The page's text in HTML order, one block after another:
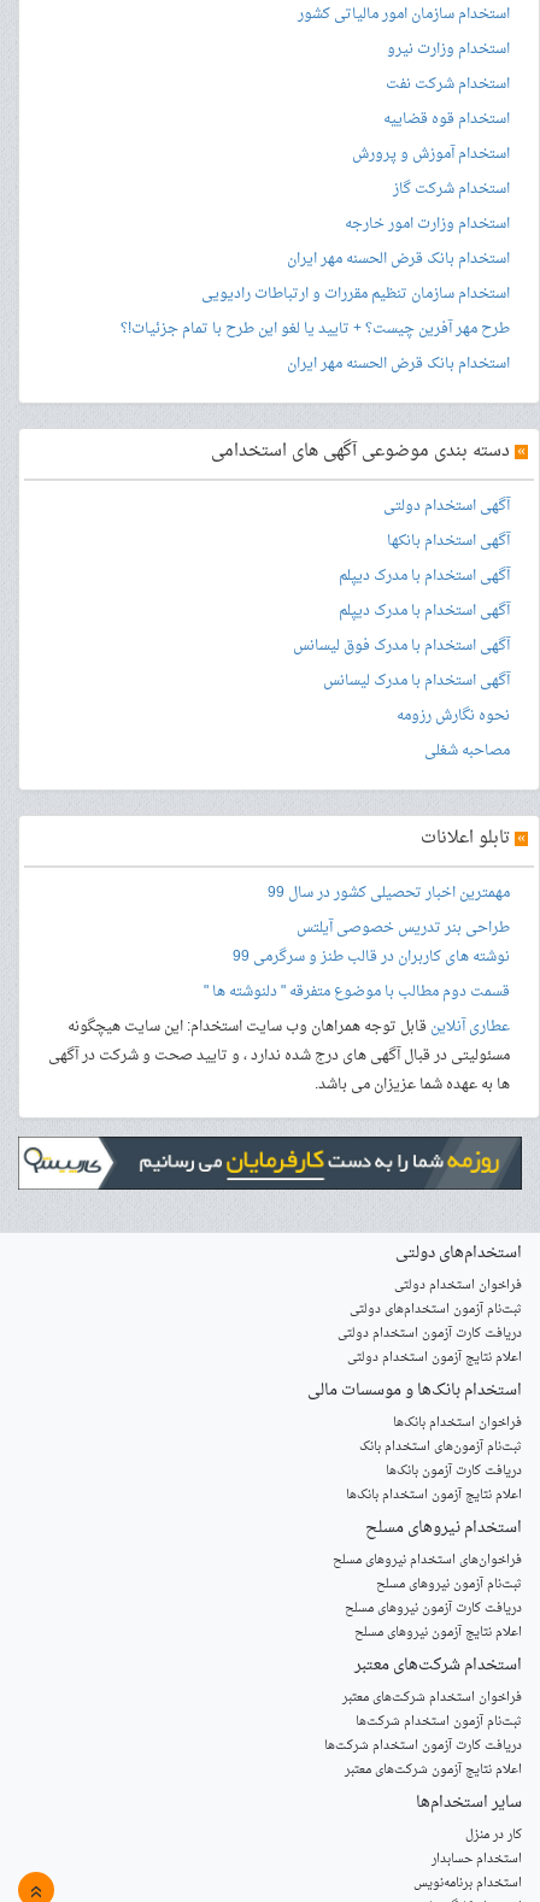
استخدام سازمان امور مالیاتی کشور
استخدام وزارت نیرو
استخدام شرکت نفت
استخدام قوه قضاییه
استخدام آموزش و پرورش
استخدام شرکت گاز
استخدام وزارت امور خارجه
استخدام بانک قرض الحسنه مهر ایران
استخدام سازمان تنظیم مقررات و ارتباطات رادیویی
طرح مهر آفرین چیست؟ + تایید یا لغو این طرح با تمام جزئیات!؟
استخدام بانک قرض الحسنه مهر ایران
» دسته بندی موضوعی آگهی های استخدامی
آگهی استخدام دولتی
آگهی استخدام بانکها
آگهی استخدام با مدرک دیپلم
آگهی استخدام با مدرک دیپلم
آگهی استخدام با مدرک فوق لیسانس
آگهی استخدام با مدرک لیسانس
نحوه نگارش رزومه
مصاحبه شغلی
» تابلو اعلانات
مهمترین اخبار تحصیلی کشور در سال 99
طراحی بنرتدریس خصوصی آیلتس
نوشته های کاربران در قالب طنز و سرگرمی 99
قسمت دوم مطالب با موضوع متفرقه " دلنوشته ها "
عطاری آنلاینقابل توجه همراهان وب سایت استخدام: این سایت هیچگونه
مسئولیتی در قبال آگهی های درج شده ندارد ، و تایید صحت و شرکت در آگهی
ها به عهده شما عزیزان می باشد.
»
استخدام‌های دولتی
فراخوان استخدام دولتی
ثبت‌نام آزمون‌ استخدام‌های دولتی
دریافت کارت آزمون استخدام دولتی
اعلام نتایج آزمون استخدام دولتی
استخدام‌ بانک‌ها و موسسات مالی
فراخوان استخدام بانک‌ها
‌ثبت‌نام آزمون‌های استخدام بانک
دریافت کارت آزمون بانک‌ها
اعلام نتایج آزمون استخدام بانک‌ها
استخدام‌ نیروهای مسلح
‌فراخوان‌های استخدام‌ نیروهای مسلح
ثبت‌نام آزمون نیروهای مسلح
دریافت کارت آزمون نیروهای مسلح
اعلام نتایج آزمون نیروهای مسلح
استخدام‌ شرکت‌های معتبر
فراخوان استخدام شرکت‌های معتبر
ثبت‌نام آزمون استخدام شرکت‌ها
دریافت کارت آزمون استخدام شرکت‌ها
اعلام نتایج آزمون شرکت‌های معتبر
سایر استخدام‌ها
کار در منزل
استخدام حسابدار
استخدام برنامه‌نویس